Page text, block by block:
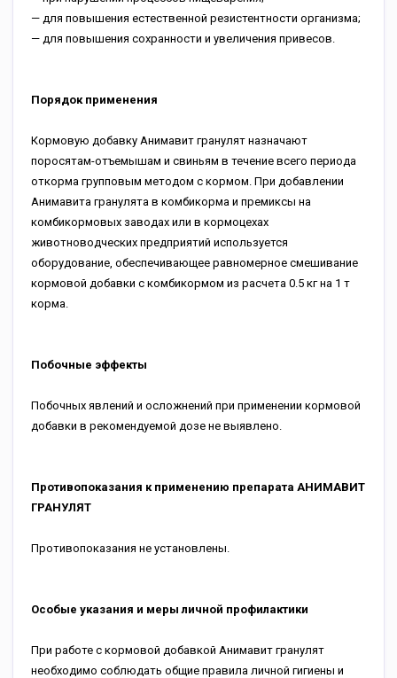
— для повышения естественной резистентности организма;
— для повышения сохранности и увеличения привесов.
Порядок применения
Кормовую добавку Анимавит гранулят назначают
поросятам-отъемышам и свиньям в течение всего периода
откорма групповым методом с кормом. При добавлении
Анимавита гранулята в комбикорма и премиксы на
комбикормовых заводах или в кормоцехах
животноводческих предприятий используется
оборудование, обеспечивающее равномерное смешивание
кормовой добавки с комбикормом из расчета 0.5 кг на 1 т
корма.
Побочные эффекты
Побочных явлений и осложнений при применении кормовой
добавки в рекомендуемой дозе не выявлено.
Противопоказания к применению препарата АНИМАВИТ
ГРАНУЛЯТ
Противопоказания не установлены.
Особые указания и меры личной профилактики
При работе с кормовой добавкой Анимавит гранулят
необходимо соблюдать общие правила личной гигиены и